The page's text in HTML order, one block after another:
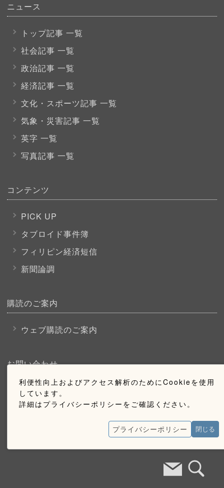
利便性向上およびアクセス解析のためにCookieを使用
しています。
詳細はプライバシーポリシーをご確認ください。
プライバシーポリシー 閉じる
ニュース
トップ記事 一覧
社会記事 一覧
政治記事 一覧
経済記事 一覧
文化・スポーツ記事 一覧
気象・災害記事 一覧
英字 一覧
写真記事 一覧
コンテンツ
PICK UP
タブロイド事件簿
フィリピン経済短信
新聞論調
購読のご案内
ウェブ購読のご案内
お問い合わせ
採用情報
お問い合わせ